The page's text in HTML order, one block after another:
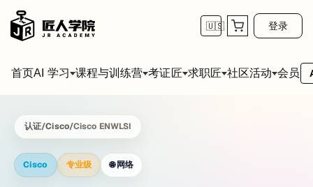
🇺🇸 登录
首页AI 学习 课程与训练营 考证匠 求职匠 社区活动 会员
认证/Cisco/Cisco ENWLSI
Cisco 专业级 🌐 网络